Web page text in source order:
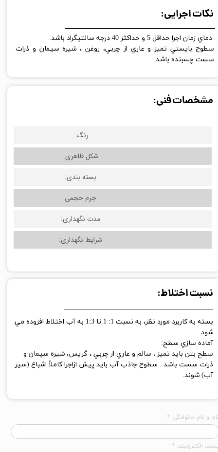
نکات اجرایی:
دماي زمان اجرا حداقل 5 و حداكثر 40 درجه سانتيگراد باشد.
​​​​​​​سطوح بايستي تميز و عاري از چربي، روغن ، شيره سيمان و ذرات
سست چسبنده باشد.
مشخصات فنی:
رنگ :
شکل ظاهری:
بسته بندی:
جرم حجمی
مدت نگهداری:
شرایط نگهداری:
بسته به كاربرد مورد نظر، به نسبت 1: 1 تا 1:3 به آب اختلاط افزوده مي
شود.
آماده سازي سطح:
سطح بتن بايد تميز ، سالم و عاري از چربي ، گريس، شيره سيمان و
ذرات سست باشد . سطوح جاذب آب بايد پيش ازاجرا كاملاً اشباع (سير
آب) شوند.
نسبت اختلاط:
و نام خانوادگی *
الكترونيك *